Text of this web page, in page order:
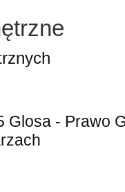
Glosa - Prawo